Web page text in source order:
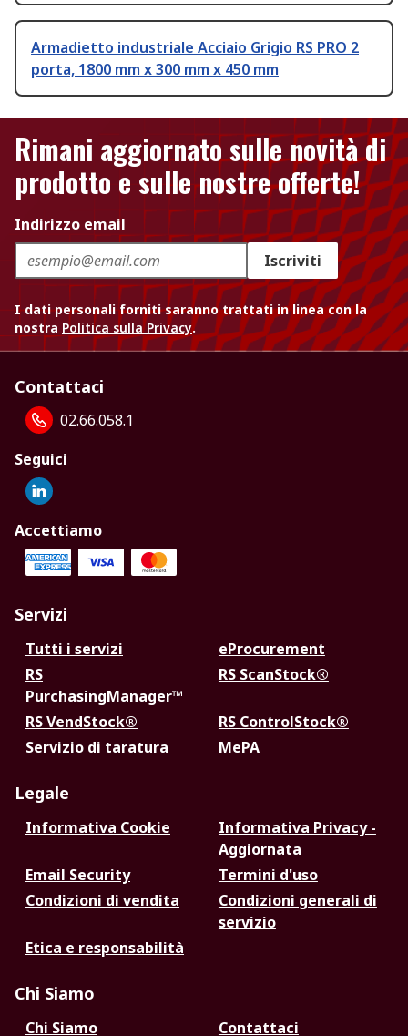
Armadietto industriale Acciaio Grigio RS PRO 2
porta, 1800 mm x 300 mm x 450 mm
Rimani aggiornato sulle novità di
prodotto e sulle nostre offerte!
Indirizzo email
Iscriviti
I dati personali forniti saranno trattati in linea con la
nostra Politica sulla Privacy.
Contattaci
02.66.058.1
Seguici
Accettiamo
Servizi
Tutti i servizi
eProcurement
RS
PurchasingManager™
RS ScanStock®
RS VendStock®
RS ControlStock®
Servizio di taratura
MePA
Legale
Informativa Cookie
Informativa Privacy -
Aggiornata
Email Security
Termini d'uso
Condizioni di vendita
Condizioni generali di
servizio
Etica e responsabilità
Chi Siamo
Chi Siamo Contattaci